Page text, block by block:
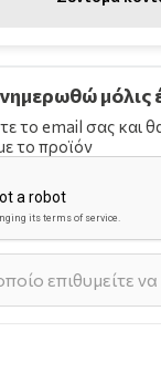
μόλις
το email σας και
το προϊόν